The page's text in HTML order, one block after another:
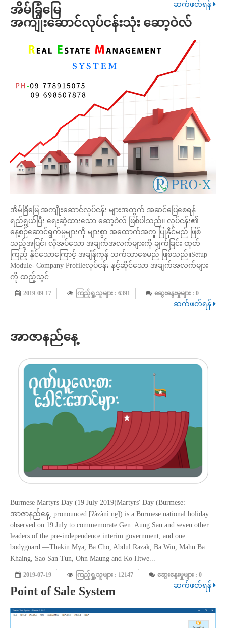
ဆက်ဖတ်ရန်
အိမ်ခြံမြေ
အကျိုးဆောင်လုပ်ငန်းသုံး ဆော့ဝဲလ်
အိမ်ခြံမြေ အကျိုးဆောင်လုပ်ငန်း များအတွက် အဆင်ပြေစေရန်
ရည်ရွယ်ပြီး ရေးဆွဲထားသော ဆော့ဝဲလ် ဖြစ်ပါသည်။ လုပ်ငန်း၏
နေ့စဉ်ဆောင်ရွက်မှုများကို များစွာ အထောက်အကူ ပြုနိုင်မည် ဖြစ်
သည့်အပြင်၊ လိုအပ်သော အချက်အလက်များကို ချက်ခြင်း ထုတ်
ကြည့် နိုင်သောကြောင့် အချိန်ကုန် သက်သာစေမည် ဖြစ်သည်။Setup
Module- Company Profileလုပ်ငန်း နှင့်ဆိုင်သော အချက်အလက်များ
ကို ထည့်သွင်...
2019-09-17 ကြည့်ရှု့သူများ : 6391 ဆွေးနွေးမှုများ : 0
ဆက်ဖတ်ရန်
အာဇာနည်နေ့
Burmese Martyrs Day (19 July 2019)Martyrs' Day (Burmese:
အာဇာနည်နေ့, pronounced [ʔàzànì nḛ]) is a Burmese national holiday
observed on 19 July to commemorate Gen. Aung San and seven other
leaders of the pre-independence interim government, and one
bodyguard —Thakin Mya, Ba Cho, Abdul Razak, Ba Win, Mahn Ba
Khaing, Sao San Tun, Ohn Maung and Ko Htwe...
2019-07-19 ကြည့်ရှု့သူများ : 12147 ဆွေးနွေးမှုများ : 0
ဆက်ဖတ်ရန်
Point of Sale System